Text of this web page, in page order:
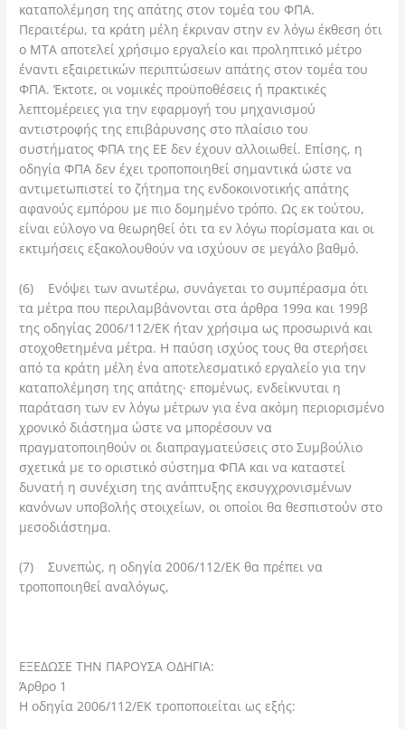
καταπολέμηση της απάτης στον τομέα του ΦΠΑ.
Περαιτέρω, τα κράτη μέλη έκριναν στην εν λόγω έκθεση ότι
ο ΜΤΑ αποτελεί χρήσιμο εργαλείο και προληπτικό μέτρο
έναντι εξαιρετικών περιπτώσεων απάτης στον τομέα του
ΦΠΑ. Έκτοτε, οι νομικές προϋποθέσεις ή πρακτικές
λεπτομέρειες για την εφαρμογή του μηχανισμού
αντιστροφής της επιβάρυνσης στο πλαίσιο του
συστήματος ΦΠΑ της ΕΕ δεν έχουν αλλοιωθεί. Επίσης, η
οδηγία ΦΠΑ δεν έχει τροποποιηθεί σημαντικά ώστε να
αντιμετωπιστεί το ζήτημα της ενδοκοινοτικής απάτης
αφανούς εμπόρου με πιο δομημένο τρόπο. Ως εκ τούτου,
είναι εύλογο να θεωρηθεί ότι τα εν λόγω πορίσματα και οι
εκτιμήσεις εξακολουθούν να ισχύουν σε μεγάλο βαθμό.
(6) Ενόψει των ανωτέρω, συνάγεται το συμπέρασμα ότι
τα μέτρα που περιλαμβάνονται στα άρθρα 199α και 199β
της οδηγίας 2006/112/ΕΚ ήταν χρήσιμα ως προσωρινά και
στοχοθετημένα μέτρα. Η παύση ισχύος τους θα στερήσει
από τα κράτη μέλη ένα αποτελεσματικό εργαλείο για την
καταπολέμηση της απάτης· επομένως, ενδείκνυται η
παράταση των εν λόγω μέτρων για ένα ακόμη περιορισμένο
χρονικό διάστημα ώστε να μπορέσουν να
πραγματοποιηθούν οι διαπραγματεύσεις στο Συμβούλιο
σχετικά με το οριστικό σύστημα ΦΠΑ και να καταστεί
δυνατή η συνέχιση της ανάπτυξης εκσυγχρονισμένων
κανόνων υποβολής στοιχείων, οι οποίοι θα θεσπιστούν στο
μεσοδιάστημα.
(7) Συνεπώς, η οδηγία 2006/112/ΕΚ θα πρέπει να
τροποποιηθεί αναλόγως,
ΕΞΕΔΩΣΕ ΤΗΝ ΠΑΡΟΥΣΑ ΟΔΗΓΙΑ:
Άρθρο 1
Η οδηγία 2006/112/ΕΚ τροποποιείται ως εξής: